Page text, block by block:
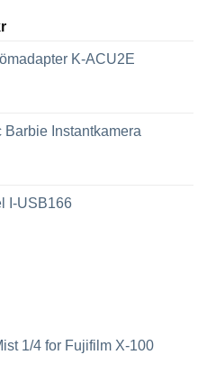
Prisintervall:
till
K-ACU2E
Barbie Instantkamera
I-USB166
1/4 for Fujifilm X-100